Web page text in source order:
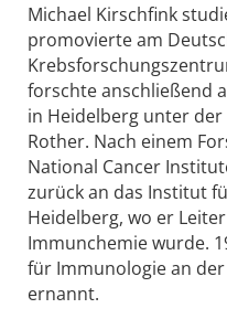
Michael Kirschfink
promovierte am
forschte anschließend
in Heidelberg unter der
Rother. Nach einem
National Cancer
zurück an das Institut
Heidelberg, wo er
Immunchemie wurde.
für Immunologie an
ernannt.